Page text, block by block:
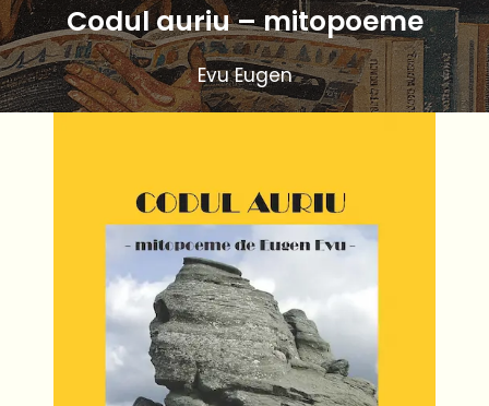
Codul auriu – mitopoeme
Evu Eugen